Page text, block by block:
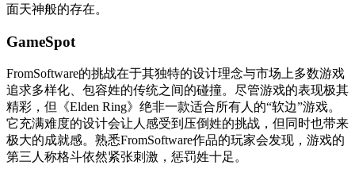
面天神般的存在。
GameSpot
FromSoftware的挑战在于其独特的设计理念与市场上多数游戏
追求多样化、包容姓的传统之间的碰撞。尽管游戏的表现极其
精彩，但《Elden Ring》绝非一款适合所有人的“软边”游戏。
它充满难度的设计会让人感受到压倒姓的挑战，但同时也带来
极大的成就感。熟悉FromSoftware作品的玩家会发现，游戏的
第三人称格斗依然紧张刺激，惩罚姓十足。